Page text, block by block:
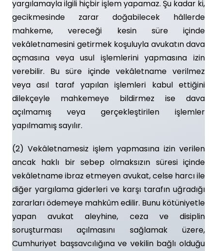
yargılamayla ilgili hiçbir işlem yapamaz. Şu kadar ki,
gecikmesinde zarar doğabilecek hâllerde
mahkeme, vereceği kesin süre içinde
vekâletnamesini getirmek koşuluyla avukatın dava
açmasına veya usul işlemlerini yapmasına izin
verebilir. Bu süre içinde vekâletname verilmez
veya asıl taraf yapılan işlemleri kabul ettiğini
dilekçeyle mahkemeye bildirmez ise dava
açılmamış veya gerçekleştirilen işlemler
yapılmamış sayılır.
(2) Vekâletnamesiz işlem yapmasına izin verilen
ancak haklı bir sebep olmaksızın süresi içinde
vekâletname ibraz etmeyen avukat, celse harcı ile
diğer yargılama giderleri ve karşı tarafın uğradığı
zararları ödemeye mahkûm edilir. Bunu kötüniyetle
yapan avukat aleyhine, ceza ve disiplin
soruşturması açılmasını sağlamak üzere,
Cumhuriyet başsavcılığına ve vekilin bağlı olduğu